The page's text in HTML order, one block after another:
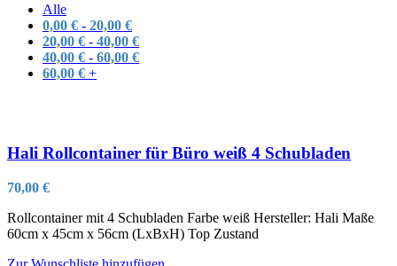
Alle
0,00 € - 20,00 €
20,00 € - 40,00 €
40,00 € - 60,00 €
60,00 € +
Hali Rollcontainer für Büro weiß 4 Schubladen
70,00 €
Rollcontainer mit 4 Schubladen Farbe weiß Hersteller: Hali Maße
60cm x 45cm x 56cm (LxBxH) Top Zustand